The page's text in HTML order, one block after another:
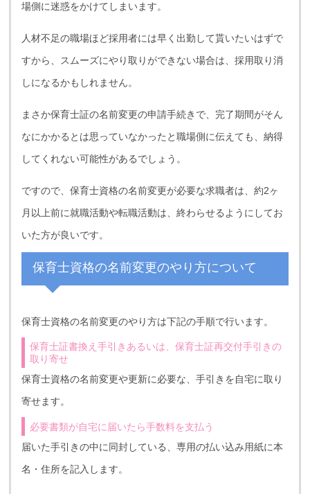
場側に迷惑をかけてしまいます。
人材不足の職場ほど採用者には早く出勤して貰いたいはずで
すから、スムーズにやり取りができない場合は、採用取り消
しになるかもしれません。
まさか保育士証の名前変更の申請手続きで、完了期間がそん
なにかかるとは思っていなかったと職場側に伝えても、納得
してくれない可能性があるでしょう。
ですので、保育士資格の名前変更が必要な求職者は、約2ヶ
月以上前に就職活動や転職活動は、終わらせるようにしてお
いた方が良いです。
保育士資格の名前変更のやり方について
保育士資格の名前変更のやり方は下記の手順で行います。
保育士証書換え手引きあるいは、保育士証再交付手引きの
取り寄せ
保育士資格の名前変更や更新に必要な、手引きを自宅に取り
寄せます。
必要書類が自宅に届いたら手数料を支払う
届いた手引きの中に同封している、専用の払い込み用紙に本
名・住所を記入します。